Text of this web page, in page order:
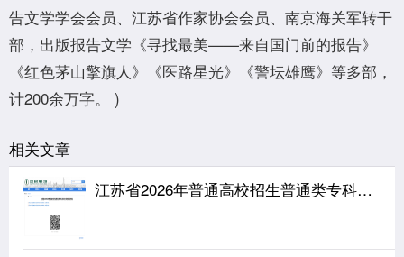
告文学学会会员、江苏省作家协会会员、南京海关军转干
部，出版报告文学《寻找最美——来自国门前的报告》
《红色茅山擎旗人》《医路星光》《警坛雄鹰》等多部，
计200余万字。 )
相关文章
江苏省2026年普通高校招生普通类专科批次征求志愿投档线